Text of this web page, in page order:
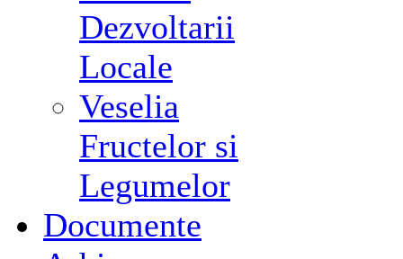
Dezvoltarii
Locale
Veselia
Fructelor si
Legumelor
Documente